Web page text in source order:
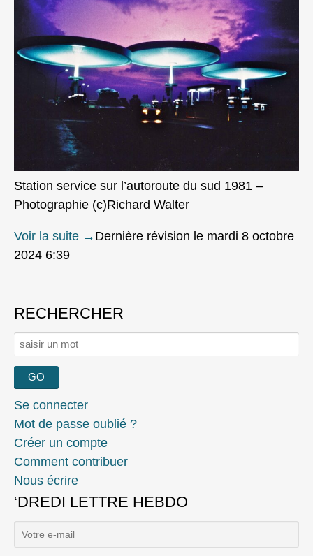
Station service sur l’a‌utoroute du sud 1981 –
Photographie (c)Richard Walter
Voir la suite → Dernière révision le mardi 8 octobre
2024 6:39
RECHERCHER
Rechercher :
Se connecter
Mot de passe oublié ?
Créer un compte
Comment contribuer
Nous écrire
‘DREDI LETTRE HEBDO